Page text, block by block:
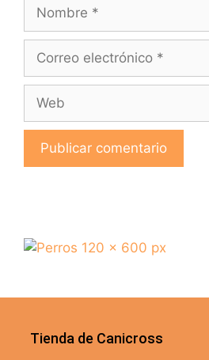
Tienda de Canicross